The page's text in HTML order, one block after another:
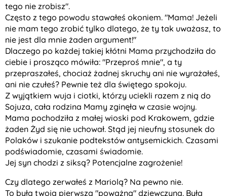
tego nie zrobisz".
Często z tego powodu stawałeś okoniem. "Mama! Jeżeli
nie mam tego zrobić tylko dlatego, że ty tak uważasz, to
nie jest dla mnie żaden argument!"
Dlaczego po każdej takiej kłótni Mama przychodziła do
ciebie i prosząco mówiła: "Przeproś mnie", a ty
przepraszałeś, chociaż żadnej skruchy ani nie wyrażałeś,
ani nie czułeś? Pewnie też dla świętego spokoju.
Z wyjątkiem wuja i ciotki, którzy uciekli razem z nią do
Sojuza, cała rodzina Mamy zginęła w czasie wojny.
Mama pochodziła z małej wioski pod Krakowem, gdzie
żaden Żyd się nie uchował. Stąd jej nieufny stosunek do
Polaków i szukanie podtekstów antysemickich. Czasami
podświadomie, czasami świadomie.
Jej syn chodzi z siksą? Potencjalne zagrożenie!
Czy dlatego zerwałeś z Mariolą? Na pewno nie.
To była twoja pierwsza "poważna" dziewczyna. Była